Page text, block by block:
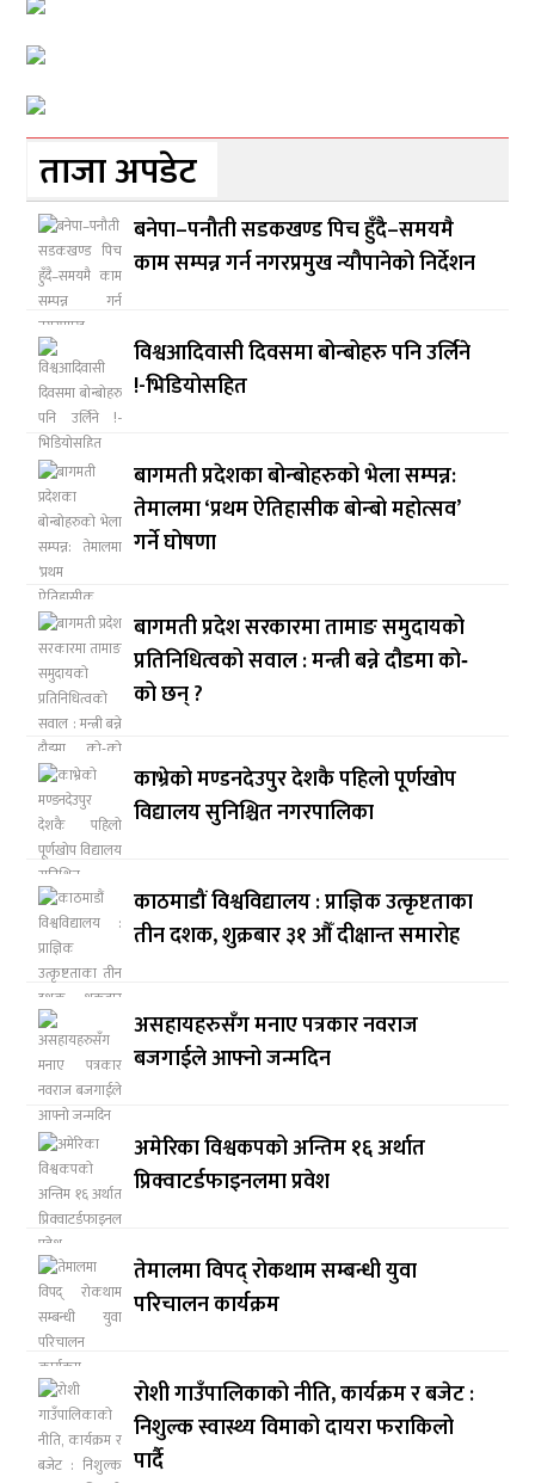
ताजा अपडेट
बनेपा–पनौती सडकखण्ड पिच हुँदै–समयमै
काम सम्पन्न गर्न नगरप्रमुख न्यौपानेको निर्देशन
विश्वआदिवासी दिवसमा बोन्बोहरु पनि उर्लिने
!-भिडियोसहित
बागमती प्रदेशका बोन्बोहरुको भेला सम्पन्न:
तेमालमा ‘प्रथम ऐतिहासीक बोन्बो महोत्सव’
गर्ने घोषणा
बागमती प्रदेश सरकारमा तामाङ समुदायको
प्रतिनिधित्वको सवाल : मन्त्री बन्ने दौडमा को‐
को छन् ?
काभ्रेको मण्डनदेउपुर देशकै पहिलो पूर्णखोप
विद्यालय सुनिश्चित नगरपालिका
काठमाडौं विश्वविद्यालय : प्राज्ञिक उत्कृष्टताका
तीन दशक, शुक्रबार ३१ औँ दीक्षान्त समारोह
असहायहरुसँग मनाए पत्रकार नवराज
बजगाईले आफ्नो जन्मदिन
अमेरिका विश्वकपको अन्तिम १६ अर्थात
प्रिक्वाटर्डफाइनलमा प्रवेश
तेमालमा विपद् रोकथाम सम्बन्धी युवा
परिचालन कार्यक्रम
रोशी गाउँपालिकाको नीति, कार्यक्रम र बजेट :
निशुल्क स्वास्थ्य विमाको दायरा फराकिलो
पार्दै